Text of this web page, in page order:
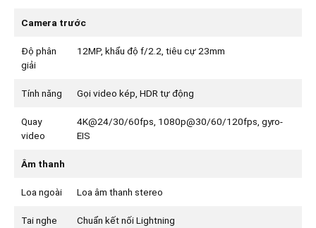
Camera trước
Độ phân
giải
12MP, khẩu độ f/2.2, tiêu cự 23mm
Tính năng Gọi video kép, HDR tự động
Quay
video
4K@24/30/60fps, 1080p@30/60/120fps, gyro-
EIS
Âm thanh
Loa ngoài Loa âm thanh stereo
Tai nghe Chuẩn kết nối Lightning